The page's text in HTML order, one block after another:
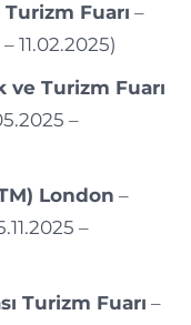
Turizm Fuarı –
11.02.2025)
ve Turizm Fuarı
–
London –
–
Turizm Fuarı –